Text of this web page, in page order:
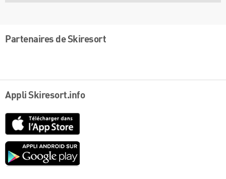
Partenaires de Skiresort
Appli Skiresort.info
Google